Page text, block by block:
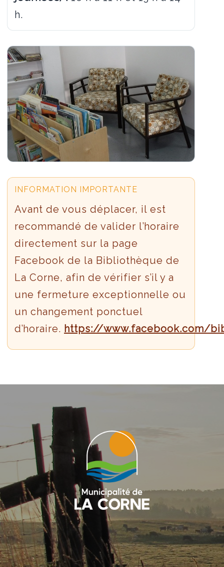
h.
INFORMATION IMPORTANTE
Avant de vous déplacer, il est
recommandé de valider l’horaire
directement sur la page
Facebook de la Bibliothèque de
La Corne, afin de vérifier s’il y a
une fermeture exceptionnelle ou
un changement ponctuel
d’horaire. https://www.facebook.com/